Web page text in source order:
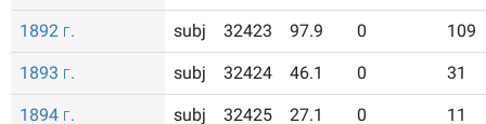
1892 г. subj 32423 97.9 0 109
1893 г. subj 32424 46.1 0 31
1894 г. subj 32425 27.1 0 11